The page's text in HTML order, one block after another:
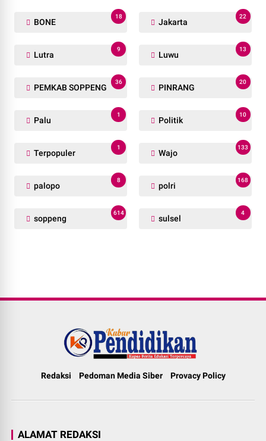
BONE
18
Jakarta
22
Lutra
9
Luwu
13
PEMKAB SOPPENG
36
PINRANG
20
Palu
1
Politik
10
Terpopuler
1
Wajo
133
palopo
8
polri
168
soppeng
614
sulsel
4
Redaksi Pedoman Media Siber Provacy Policy
ALAMAT REDAKSI